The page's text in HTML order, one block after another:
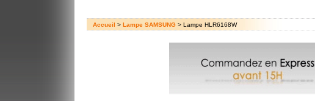
Accueil > Lampe SAMSUNG > Lampe HLR6168W